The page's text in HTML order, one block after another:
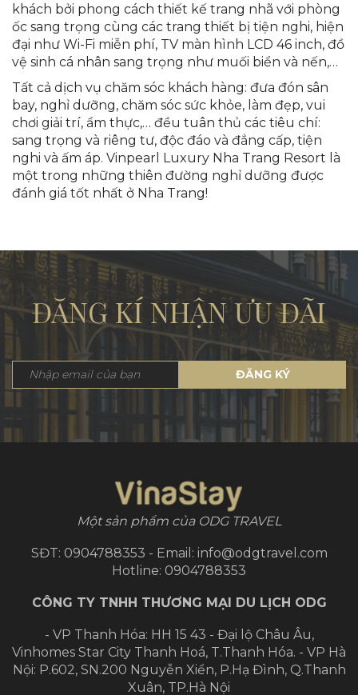
khách bởi phong cách thiết kế trang nhã với phòng
ốc sang trọng cùng các trang thiết bị tiện nghi, hiện
đại như Wi-Fi miễn phí, TV màn hình LCD 46 inch, đồ
vệ sinh cá nhân sang trọng như muối biển và nến,…
Tất cả dịch vụ chăm sóc khách hàng: đưa đón sân
bay, nghỉ dưỡng, chăm sóc sức khỏe, làm đẹp, vui
chơi giải trí, ẩm thực,… đều tuân thủ các tiêu chí:
sang trọng và riêng tư, độc đáo và đẳng cấp, tiện
nghi và ấm áp. Vinpearl Luxury Nha Trang Resort là
một trong những thiên đường nghỉ dưỡng được
đánh giá tốt nhất ở Nha Trang!
ĐĂNG KÍ NHẬN ƯU ĐÃI
ĐĂNG KÝ
Một sản phẩm của ODG TRAVEL
SĐT: 0904788353 - Email: info@odgtravel.com
Hotline: 0904788353
CÔNG TY TNHH THƯƠNG MẠI DU LỊCH ODG
- VP Thanh Hóa: HH 15 43 - Đại lộ Châu Âu,
Vinhomes Star City Thanh Hoá, T.Thanh Hóa. - VP Hà
Nội: P.602, SN.200 Nguyễn Xiển, P.Hạ Đình, Q.Thanh
Xuân, TP.Hà Nội